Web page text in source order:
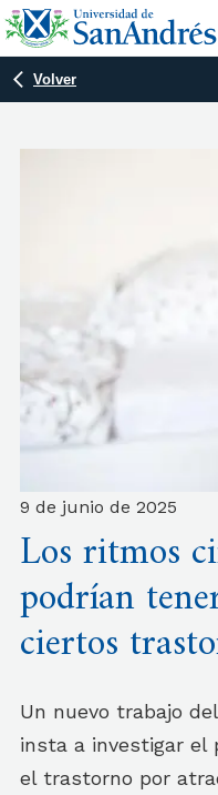
Volver
9 de junio de 2025
Los ritmos
podrían
ciertos
Un nuevo trabajo
insta a investigar el
el trastorno por